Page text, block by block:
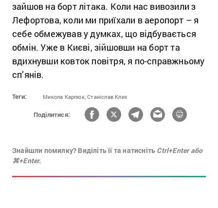
зайшов на борт літака. Коли нас вивозили з
Лефортова, коли ми приїхали в аеропорт – я
себе обмежував у думках, що відбувається
обмін. Уже в Києві, зійшовши на борт та
вдихнувши ковток повітря, я по-справжньому
cп’янів.
Теги: Микола Карпюк, Станіслав Клих
Поділитися:
Знайшли помилку? Виділіть її та натисніть Ctrl+Enter або
⌘+Enter.